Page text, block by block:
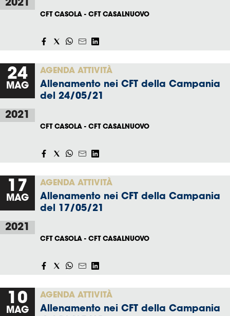
2021
CFT CASOLA - CFT CASALNUOVO
24
MAG
2021
AGENDA ATTIVITÀ
Allenamento nei CFT della Campania
del 24/05/21
CFT CASOLA - CFT CASALNUOVO
17
MAG
2021
AGENDA ATTIVITÀ
Allenamento nei CFT della Campania
del 17/05/21
CFT CASOLA - CFT CASALNUOVO
10
MAG
AGENDA ATTIVITÀ
Allenamento nei CFT della Campania